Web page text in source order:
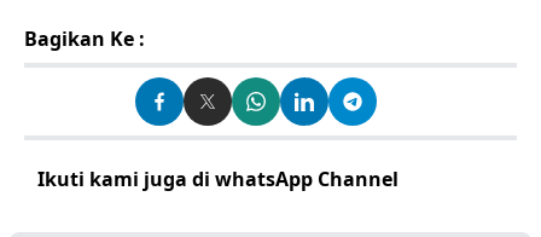
Bagikan Ke :
Ikuti kami juga di whatsApp Channel